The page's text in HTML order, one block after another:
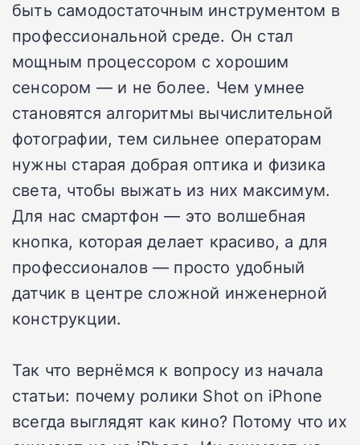
быть самодостаточным инструментом в
профессиональной среде. Он стал
мощным процессором с хорошим
сенсором — и не более. Чем умнее
становятся алгоритмы вычислительной
фотографии, тем сильнее операторам
нужны старая добрая оптика и физика
света, чтобы выжать из них максимум.
Для нас смартфон — это волшебная
кнопка, которая делает красиво, а для
профессионалов — просто удобный
датчик в центре сложной инженерной
конструкции.
Так что вернёмся к вопросу из начала
статьи: почему ролики Shot on iPhone
всегда выглядят как кино? Потому что их